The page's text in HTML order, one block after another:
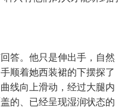
答。他只是伸出手，自然
顺着她西装裙的下摆探了
线向上滑动，经过大腿内
的、已经呈现湿润状态的